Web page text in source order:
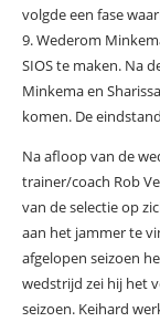
volgde een fase
9. Wederom
SIOS te maken. Na
Minkema en
komen. De
Na afloop van de
trainer/coach Rob
van de selectie op
aan het jammer te
afgelopen seizoen
wedstrijd zei hij het
seizoen. Keihard